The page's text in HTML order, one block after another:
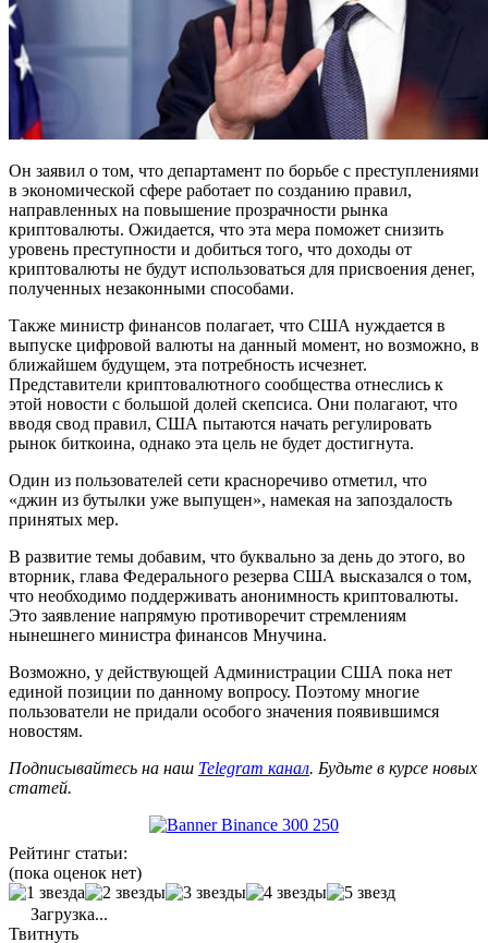
Он заявил о том, что департамент по борьбе с преступлениями
в экономической сфере работает по созданию правил,
направленных на повышение прозрачности рынка
криптовалюты. Ожидается, что эта мера поможет снизить
уровень преступности и добиться того, что доходы от
криптовалюты не будут использоваться для присвоения денег,
полученных незаконными способами.
Также министр финансов полагает, что США нуждается в
выпуске цифровой валюты на данный момент, но возможно, в
ближайшем будущем, эта потребность исчезнет.
Представители криптовалютного сообщества отнеслись к
этой новости с большой долей скепсиса. Они полагают, что
вводя свод правил, США пытаются начать регулировать
рынок биткоина, однако эта цель не будет достигнута.
Один из пользователей сети красноречиво отметил, что
«джин из бутылки уже выпущен», намекая на запоздалость
принятых мер.
В развитие темы добавим, что буквально за день до этого, во
вторник, глава Федерального резерва США высказался о том,
что необходимо поддерживать анонимность криптовалюты.
Это заявление напрямую противоречит стремлениям
нынешнего министра финансов Мнучина.
Возможно, у действующей Администрации США пока нет
единой позиции по данному вопросу. Поэтому многие
пользователи не придали особого значения появившимся
новостям.
Подписывайтесь на наш Telegram канал. Будьте в курсе новых
статей.
Рейтинг статьи:
(пока оценок нет)
Загрузка...
Твитнуть